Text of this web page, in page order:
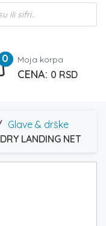
0 Moja korpa
0 RSD
Glave & drške
LANDING NET